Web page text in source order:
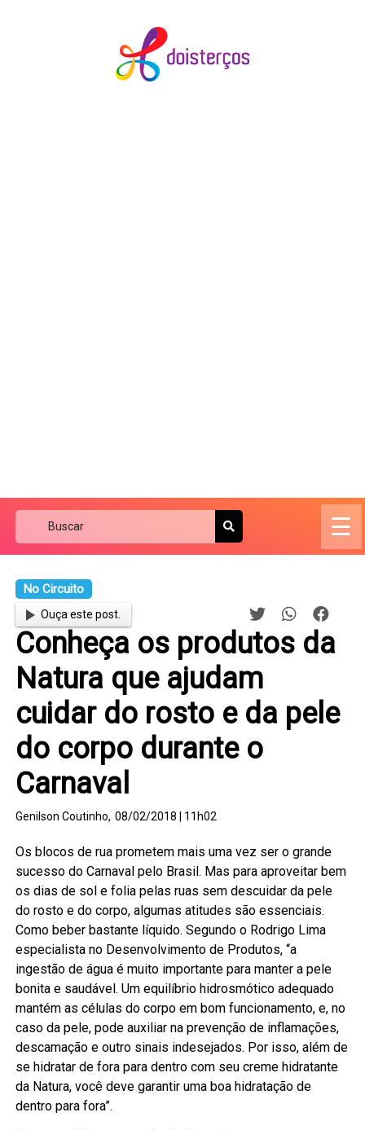
☰
No Circuito
Ouça este post.
Conheça os produtos da
Natura que ajudam
cuidar do rosto e da pele
do corpo durante o
Carnaval
Genilson Coutinho, 08/02/2018 | 11h02
Os blocos de rua prometem mais uma vez ser o grande
sucesso do Carnaval pelo Brasil. Mas para aproveitar bem
os dias de sol e folia pelas ruas sem descuidar da pele
do rosto e do corpo, algumas atitudes são essenciais.
Como beber bastante líquido. Segundo o Rodrigo Lima
especialista no Desenvolvimento de Produtos, “a
ingestão de água é muito importante para manter a pele
bonita e saudável. Um equilíbrio hidrosmótico adequado
mantém as células do corpo em bom funcionamento, e, no
caso da pele, pode auxiliar na prevenção de inflamações,
descamação e outro sinais indesejados. Por isso, além de
se hidratar de fora para dentro com seu creme hidratante
da Natura, você deve garantir uma boa hidratação de
dentro para fora”.